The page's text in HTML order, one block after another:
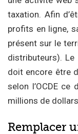
taxation. Afin
profits en ligne,
présent sur le
distributeurs).
doit encore être
selon l’OCDE
millions de
Remplacer